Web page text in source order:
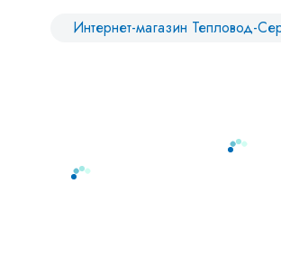
Интернет-магазин Тепловод-